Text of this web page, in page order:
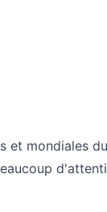
et mondiales